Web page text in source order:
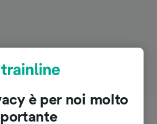
Sonnborn a Aeroporto Düsseldorf
è per noi molto